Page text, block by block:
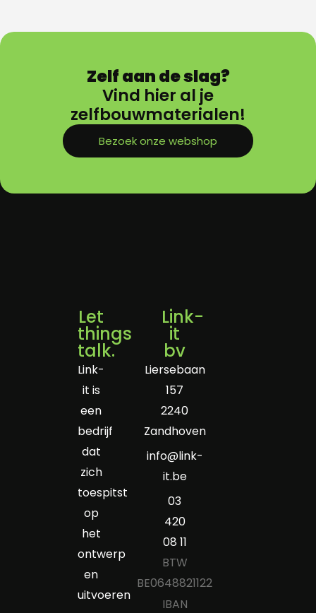
Zelf aan de slag?
Vind hier al je
zelfbouwmaterialen!
Bezoek onze webshop
Let
things
talk.
Link-
it is
een
bedrijf
dat
zich
toespitst
op
het
ontwerp
en
uitvoeren
Link-
it
bv
Liersebaan
157
2240
Zandhoven
info@link-
it.be
03
420
08 11
BTW
BE0648821122
IBAN